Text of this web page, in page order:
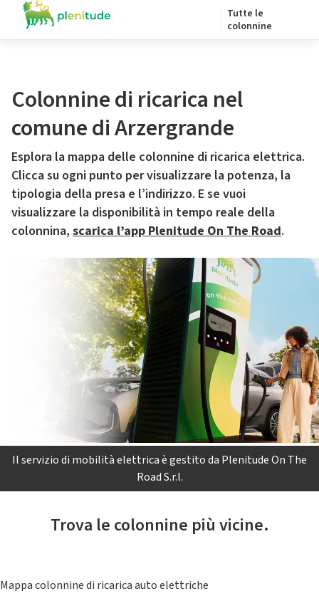
Tutte le
colonnine
Colonnine di ricarica nel
comune di Arzergrande
Esplora la mappa delle colonnine di ricarica elettrica.
Clicca su ogni punto per visualizzare la potenza, la
tipologia della presa e l’indirizzo. E se vuoi
visualizzare la disponibilità in tempo reale della
colonnina, scarica l’app Plenitude On The Road.
Il servizio di mobilità elettrica è gestito da Plenitude On The
Road S.r.l.
Trova le colonnine più vicine.
Mappa colonnine di ricarica auto elettriche